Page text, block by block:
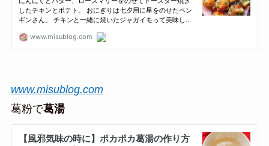
www.misublog.com
葛粉で葛湯